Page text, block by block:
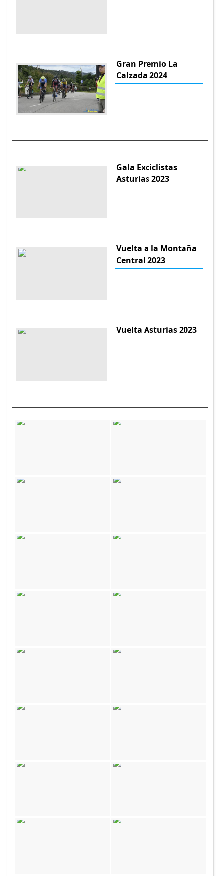
Gran Premio La
Calzada 2024
Gala Exciclistas
Asturias 2023
Vuelta a la Montaña
Central 2023
Vuelta Asturias 2023